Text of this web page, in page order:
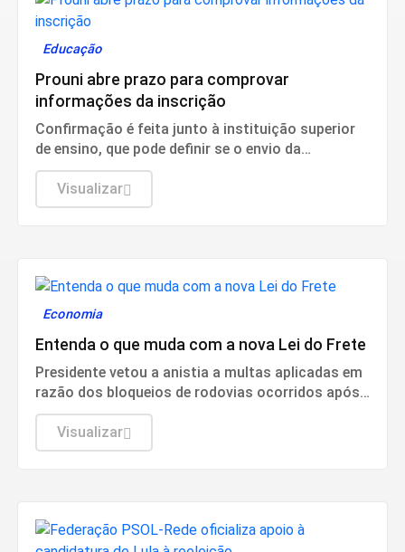
Educação
Prouni abre prazo para comprovar
informações da inscrição
Confirmação é feita junto à instituição superior
de ensino, que pode definir se o envio da
documentação será feito presencialmente ou pela
internet.
Visualizar
Economia
Entenda o que muda com a nova Lei do Frete
Presidente vetou a anistia a multas aplicadas em
razão dos bloqueios de rodovias ocorridos após
as eleições de 2022.
Visualizar